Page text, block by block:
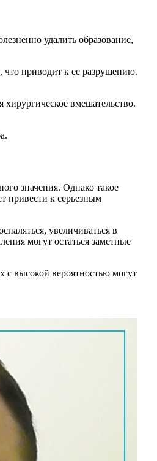
удалить образование,
что приводит к ее разрушению.
вмешательство.
значения. Однако такое
привести к серьезным
увеличиваться в
могут остаться заметные
с высокой вероятностью могут